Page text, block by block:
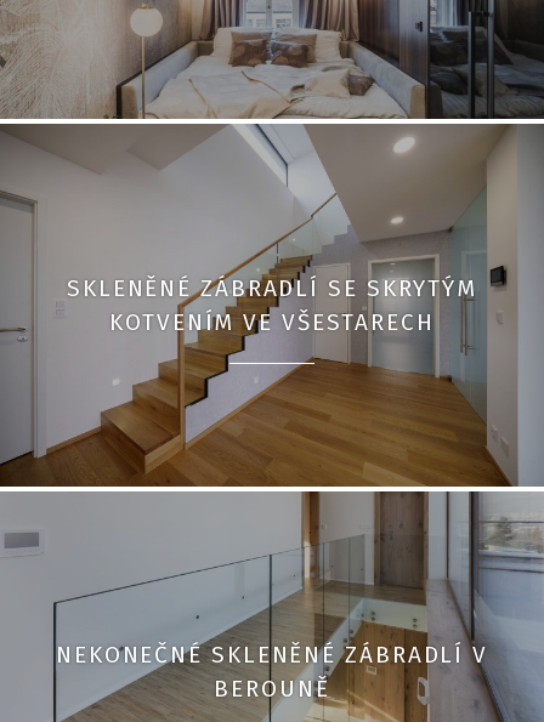
SKLENĚNÉ ZÁBRADLÍ SE SKRYTÝM
KOTVENÍM VE VŠESTARECH
NEKONEČNÉ SKLENĚNÉ ZÁBRADLÍ V
BEROUNĚ